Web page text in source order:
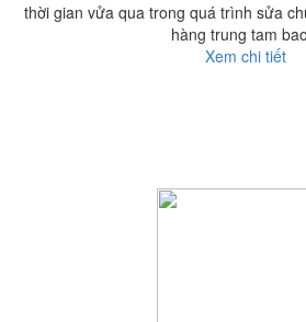
thời gian vửa qua trong quá trình sửa
hàng trung tam
Xem chi tiết